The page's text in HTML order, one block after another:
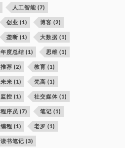
人工智能 (7)
创业 (1) 博客 (2)
垄断 (1) 大数据 (1)
年度总结 (1) 思维 (1)
推荐 (2) 教育 (1)
未来 (1) 梵高 (1)
监控 (1) 社交媒体 (1)
程序员 (7) 笔记 (1)
编程 (1) 老罗 (1)
读书笔记 (3)